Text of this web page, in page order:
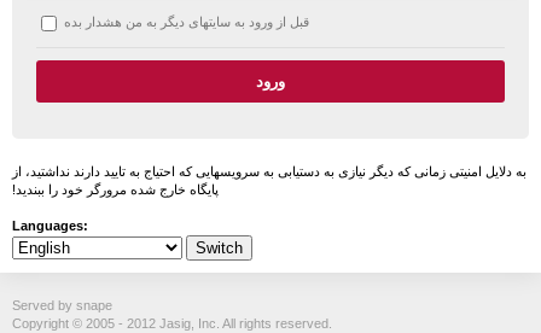
قبل از ورود به سایتهای دیگر به من هشدار بده
به دلایل امنیتی زمانی که دیگر نیازی به دستیابی به سرویسهایی که احتیاج به تایید دارند نداشتید، از
پایگاه خارج شده مرورگر خود را ببندید!
Languages:
Served by snape
Copyright © 2005 - 2012 Jasig, Inc. All rights reserved.